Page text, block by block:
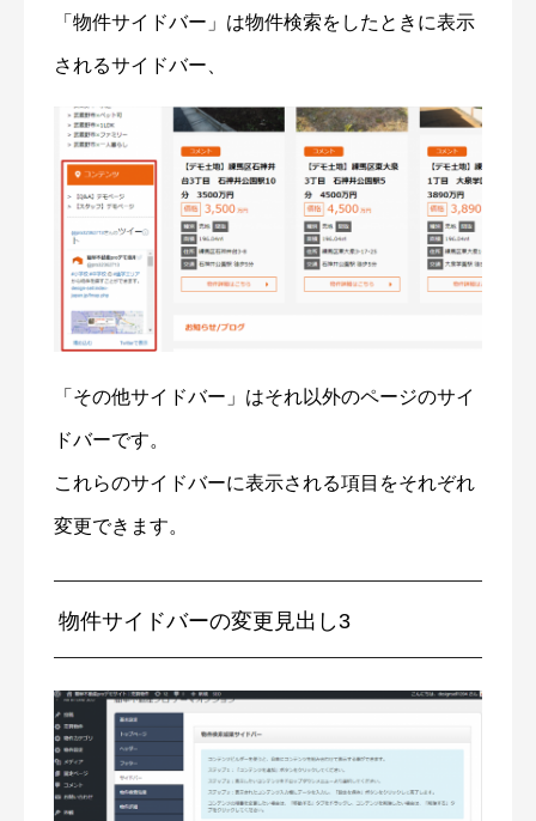
「物件サイドバー」は物件検索をしたときに表示
されるサイドバー、
「その他サイドバー」はそれ以外のページのサイ
ドバーです。
これらのサイドバーに表示される項目をそれぞれ
変更できます。
物件サイドバーの変更見出し3